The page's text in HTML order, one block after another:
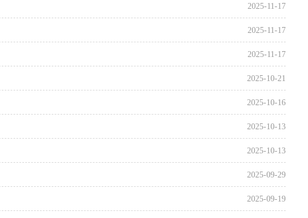
2025-11-17
2025-11-17
2025-11-17
2025-10-21
2025-10-16
2025-10-13
2025-10-13
2025-09-29
2025-09-19